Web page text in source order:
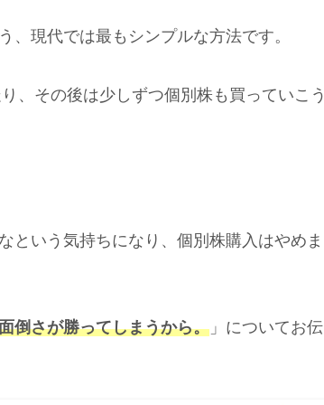
、現代では最もシンプルな方法です。
、その後は少しずつ個別株も買っていこう
という気持ちになり、個別株購入はやめま
倒さが勝ってしまうから。 」についてお伝